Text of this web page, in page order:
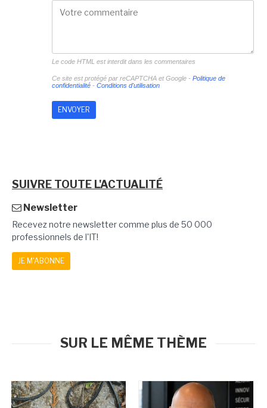
Le code HTML est interdit dans les commentaires
Ce site est protégé par reCAPTCHA et Google - Politique de
confidentialité- Conditions d'utilisation
SUIVRE TOUTE L'ACTUALITÉ
Newsletter
Recevez notre newsletter comme plus de 50 000
professionnels de l'IT!
JE M'ABONNE
SUR LE MÊME THÈME